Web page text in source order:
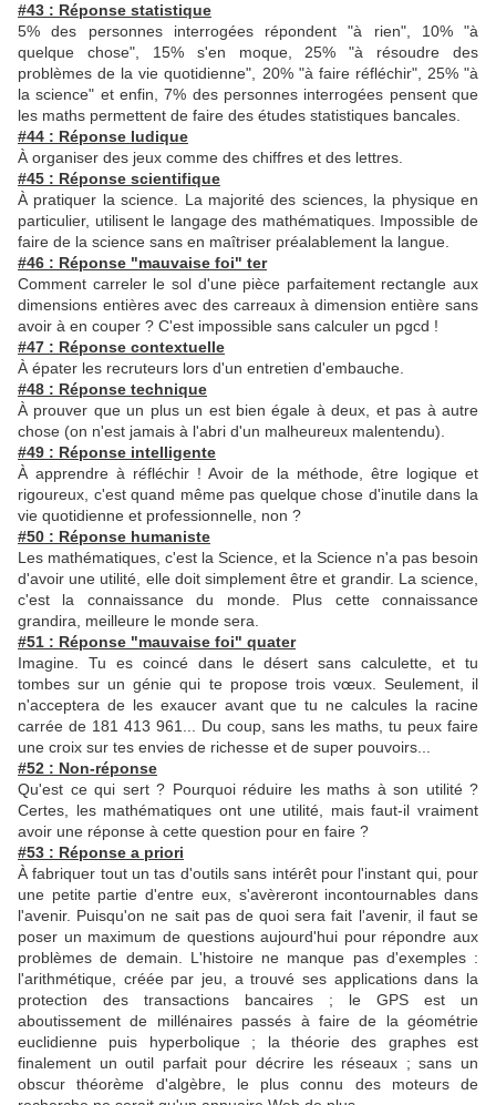
#43 : Réponse statistique
5% des personnes interrogées répondent "à rien", 10% "à
quelque chose", 15% s'en moque, 25% "à résoudre des
problèmes de la vie quotidienne", 20% "à faire réfléchir", 25% "à
la science" et enfin, 7% des personnes interrogées pensent que
les maths permettent de faire des études statistiques bancales.
#44 : Réponse ludique
À organiser des jeux comme des chiffres et des lettres.
#45 : Réponse scientifique
À pratiquer la science. La majorité des sciences, la physique en
particulier, utilisent le langage des mathématiques. Impossible de
faire de la science sans en maîtriser préalablement la langue.
#46 : Réponse "mauvaise foi" ter
Comment carreler le sol d'une pièce parfaitement rectangle aux
dimensions entières avec des carreaux à dimension entière sans
avoir à en couper ? C'est impossible sans calculer un pgcd !
#47 : Réponse contextuelle
À épater les recruteurs lors d'un entretien d'embauche.
#48 : Réponse technique
À prouver que un plus un est bien égale à deux, et pas à autre
chose (on n'est jamais à l'abri d'un malheureux malentendu).
#49 : Réponse intelligente
À apprendre à réfléchir ! Avoir de la méthode, être logique et
rigoureux, c'est quand même pas quelque chose d'inutile dans la
vie quotidienne et professionnelle, non ?
#50 : Réponse humaniste
Les mathématiques, c'est la Science, et la Science n'a pas besoin
d'avoir une utilité, elle doit simplement être et grandir. La science,
c'est la connaissance du monde. Plus cette connaissance
grandira, meilleure le monde sera.
#51 : Réponse "mauvaise foi" quater
Imagine. Tu es coincé dans le désert sans calculette, et tu
tombes sur un génie qui te propose trois vœux. Seulement, il
n'acceptera de les exaucer avant que tu ne calcules la racine
carrée de 181 413 961... Du coup, sans les maths, tu peux faire
une croix sur tes envies de richesse et de super pouvoirs...
#52 : Non-réponse
Qu'est ce qui sert ? Pourquoi réduire les maths à son utilité ?
Certes, les mathématiques ont une utilité, mais faut-il vraiment
avoir une réponse à cette question pour en faire ?
#53 : Réponse a priori
À fabriquer tout un tas d'outils sans intérêt pour l'instant qui, pour
une petite partie d'entre eux, s'avèreront incontournables dans
l'avenir. Puisqu'on ne sait pas de quoi sera fait l'avenir, il faut se
poser un maximum de questions aujourd'hui pour répondre aux
problèmes de demain. L'histoire ne manque pas d'exemples :
l'arithmétique, créée par jeu, a trouvé ses applications dans la
protection des transactions bancaires ; le GPS est un
aboutissement de millénaires passés à faire de la géométrie
euclidienne puis hyperbolique ; la théorie des graphes est
finalement un outil parfait pour décrire les réseaux ; sans un
obscur théorème d'algèbre, le plus connu des moteurs de